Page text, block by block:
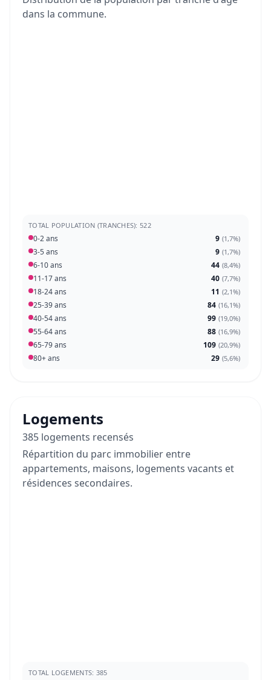
dans la commune.
TOTAL POPULATION (TRANCHES): 522
0-2 ans 9 (1,7%)
3-5 ans 9 (1,7%)
6-10 ans 44 (8,4%)
11-17 ans 40 (7,7%)
18-24 ans 11 (2,1%)
25-39 ans 84 (16,1%)
40-54 ans 99 (19,0%)
55-64 ans 88 (16,9%)
65-79 ans 109 (20,9%)
80+ ans 29 (5,6%)
Logements
385 logements recensés
Répartition du parc immobilier entre
appartements, maisons, logements vacants et
résidences secondaires.
TOTAL LOGEMENTS: 385